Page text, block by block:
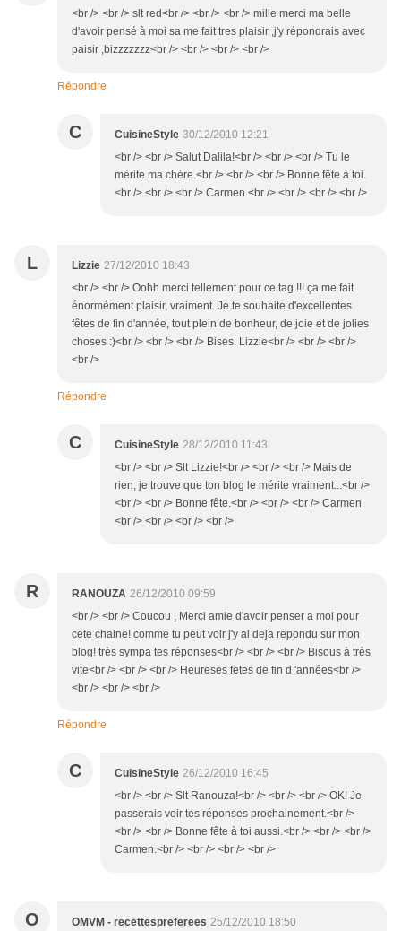
<br /> <br /> slt red<br /> <br /> <br /> mille merci ma belle
d'avoir pensé à moi sa me fait tres plaisir ,j'y répondrais avec
paisir ,bizzzzzzz<br /> <br /> <br /> <br />
Répondre
C CuisineStyle 30/12/2010 12:21
<br /> <br /> Salut Dalila!<br /> <br /> <br /> Tu le
mérite ma chère.<br /> <br /> <br /> Bonne fête à toi.
<br /> <br /> <br /> Carmen.<br /> <br /> <br /> <br />
L Lizzie 27/12/2010 18:43
<br /> <br /> Oohh merci tellement pour ce tag !!! ça me fait
énormément plaisir, vraiment. Je te souhaite d'excellentes
fêtes de fin d'année, tout plein de bonheur, de joie et de jolies
choses :)<br /> <br /> <br /> Bises. Lizzie<br /> <br /> <br />
<br />
Répondre
C CuisineStyle 28/12/2010 11:43
<br /> <br /> Slt Lizzie!<br /> <br /> <br /> Mais de
rien, je trouve que ton blog le mérite vraiment...<br />
<br /> <br /> Bonne fête.<br /> <br /> <br /> Carmen.
<br /> <br /> <br /> <br />
R RANOUZA 26/12/2010 09:59
<br /> <br /> Coucou , Merci amie d'avoir penser a moi pour
cete chaine! comme tu peut voir j'y ai deja repondu sur mon
blog! très sympa tes réponses<br /> <br /> <br /> Bisous à très
vite<br /> <br /> <br /> Heureses fetes de fin d 'années<br />
<br /> <br /> <br />
Répondre
C CuisineStyle 26/12/2010 16:45
<br /> <br /> Slt Ranouza!<br /> <br /> <br /> OK! Je
passerais voir tes réponses prochainement.<br />
<br /> <br /> Bonne fête à toi aussi.<br /> <br /> <br />
Carmen.<br /> <br /> <br /> <br />
O OMVM - recettespreferees 25/12/2010 18:50